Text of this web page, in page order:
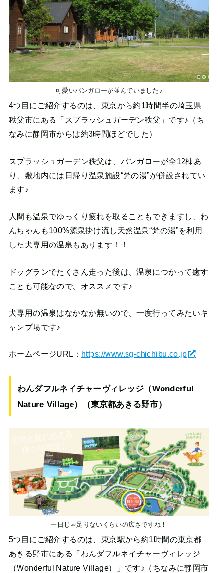
可愛いバンガローが並んでいました♪
4つ目にご紹介するのは、東京から約1時間半の埼玉県
秩父市にある「スプラッシュガーデン秩父」です♪（ち
なみに静岡市からは約3時間ほどでした）
スプラッシュガーデン秩父は、バンガローが全12棟あ
り、敷地内には日帰り温泉施設“梵の湯”が併設されてい
ます♪
人間も温泉でゆっくり疲れを取ることもできますし、わ
んちゃんも100%源泉掛け流し天然温泉“梵の湯”を利用
した犬専用の温泉もあります！！
ドッグランでたくさん走った後は、温泉につかって癒す
ことも可能なので、オススメです♪
犬専用の温泉はなかなか無いので、一度行ってみたいキ
ャンプ場です♪
ホームページURL： https://www.sg-chichibu.co.jp
わんダフルネイチャーヴィレッジ（Wonderful
Nature Village）（東京都あきる野市）
一日じゃ足りないくらいの広さですね！
5つ目にご紹介するのは、東京駅から約1時間の東京都
あきる野市にある「わんダフルネイチャーヴィレッジ
（Wonderful Nature Village）」です♪（ちなみに静岡市